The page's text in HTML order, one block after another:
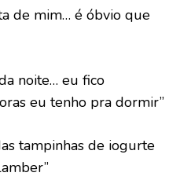
de mim… é óbvio que
noite… eu fico
eu tenho pra dormir”
tampinhas de iogurte